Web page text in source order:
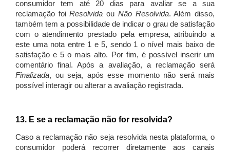
consumidor tem até 20 dias para avaliar se a sua
reclamação foiResolvida ou Não Resolvida. Além disso,
também tem a possibilidade de indicar o grau de satisfação
com o atendimento prestado pela empresa, atribuindo a
este uma nota entre 1 e 5, sendo 1 o nível mais baixo de
satisfação e 5 o mais alto. Por fim, é possível inserir um
comentário final. Após a avaliação, a reclamação será
Finalizada, ou seja, após esse momento não será mais
possível interagir ou alterar a avaliação registrada.
13. E se a reclamação não for resolvida?
Caso a reclamação não seja resolvida nesta plataforma, o
consumidor poderá recorrer diretamente aos canais